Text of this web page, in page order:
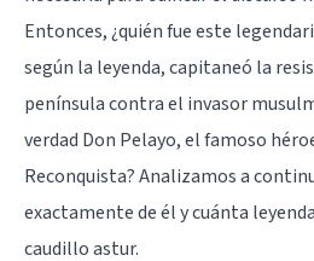
Entonces, ¿quién fue este
según la leyenda, capitaneó la
península contra el invasor
verdad Don Pelayo, el famoso
Reconquista? Analizamos a
exactamente de él y cuánta
caudillo astur.